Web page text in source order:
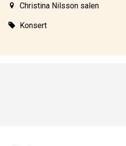
Christina Nilsson salen
Konsert